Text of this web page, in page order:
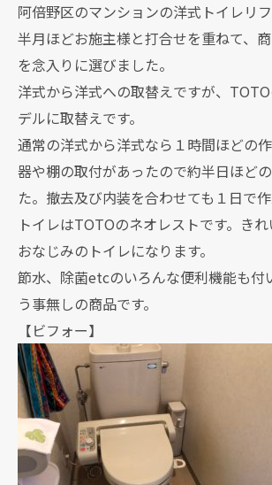
阿倍野区のマンションの洋式トイレリフ
半月ほどお施主様と打合せを重ねて、
を念入りに選びました。
洋式から洋式への取替えですが、
デルに取替えです。
通常の洋式から洋式なら１時間ほどの
器や棚の取付があったので約半日ほど
た。撤去及び内装を合わせても１日で作
トイレはTOTOのネオレストです。き
おなじみのトイレになります。
節水、除菌etcのいろんな便利機能も付
う事無しの商品です。
【ビフォー】